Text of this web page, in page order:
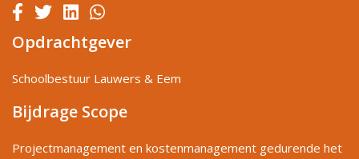
Opdrachtgever
Schoolbestuur Lauwers & Eem
Bijdrage Scope
Projectmanagement en kostenmanagement gedurende het